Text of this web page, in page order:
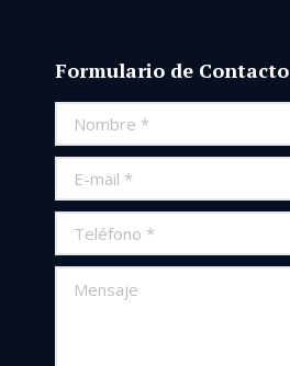
Formulario de Contacto
Nombre *
E-mail *
Teléfono *
Mensaje